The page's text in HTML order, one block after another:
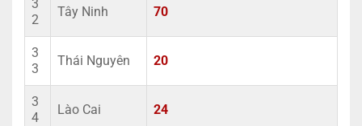
3
2
Tây Ninh 70
3
3
Thái Nguyên 20
3
4
Lào Cai 24